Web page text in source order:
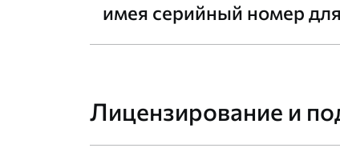
имея серийный номер
Лицензирование и